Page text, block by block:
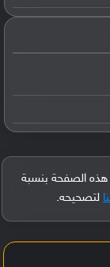
الصفحة بنسبة
لتصحيحه.